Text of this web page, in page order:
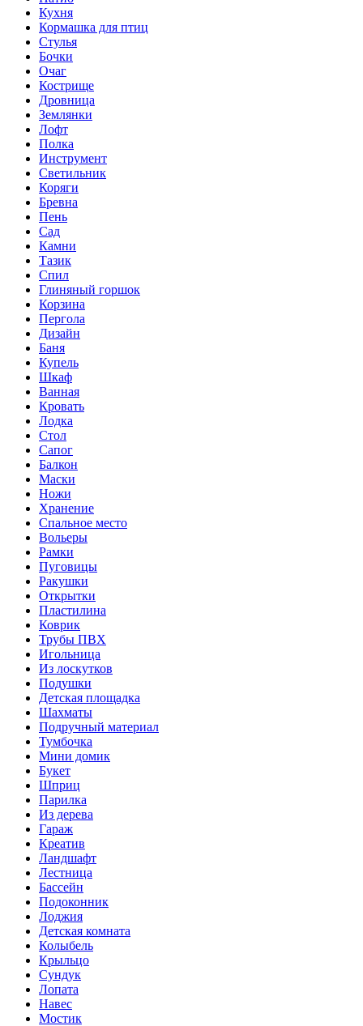
Кухня
Кормашка для птиц
Стулья
Бочки
Очаг
Кострище
Дровница
Землянки
Лофт
Полка
Инструмент
Светильник
Коряги
Бревна
Пень
Сад
Камни
Тазик
Спил
Глиняный горшок
Корзина
Пергола
Дизайн
Баня
Купель
Шкаф
Ванная
Кровать
Лодка
Стол
Сапог
Балкон
Маски
Ножи
Хранение
Спальное место
Вольеры
Рамки
Пуговицы
Ракушки
Открытки
Пластилина
Коврик
Трубы ПВХ
Игольница
Из лоскутков
Подушки
Детская площадка
Шахматы
Подручный материал
Тумбочка
Мини домик
Букет
Шприц
Парилка
Из дерева
Гараж
Креатив
Ландшафт
Лестница
Бассейн
Подоконник
Лоджия
Детская комната
Колыбель
Крыльцо
Сундук
Лопата
Навес
Мостик